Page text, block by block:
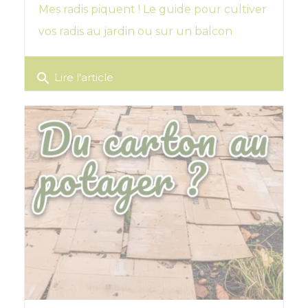
Mes radis piquent ! Le guide pour cultiver
vos radis au jardin ou sur un balcon
search Lire l'article